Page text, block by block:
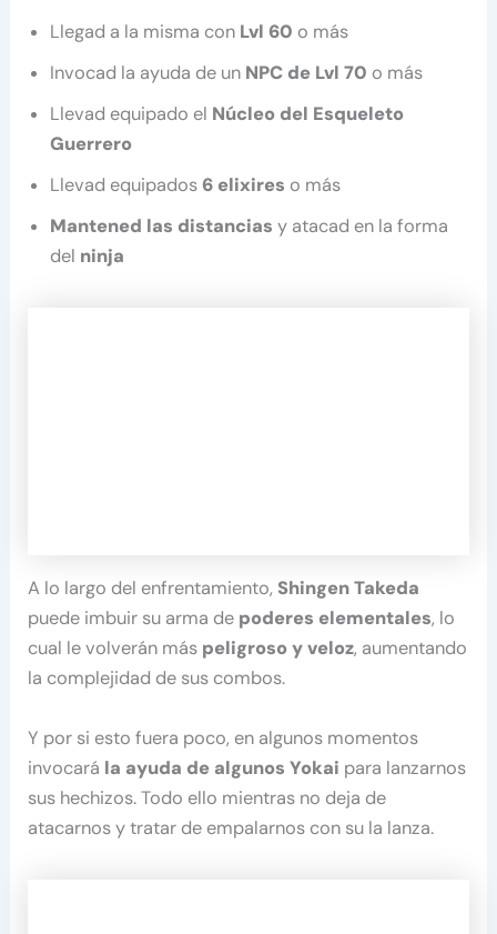
Llegad a la misma con Lvl 60 o más
Invocad la ayuda de un NPC de Lvl 70 o más
Llevad equipado el Núcleo del Esqueleto
Guerrero
Llevad equipados 6 elixires o más
Mantened las distancias y atacad en la forma
del ninja
A lo largo del enfrentamiento, Shingen Takeda
puede imbuir su arma de poderes elementales, lo
cual le volverán más peligroso y veloz, aumentando
la complejidad de sus combos.
Y por si esto fuera poco, en algunos momentos
invocará la ayuda de algunos Yokai para lanzarnos
sus hechizos. Todo ello mientras no deja de
atacarnos y tratar de empalarnos con su la lanza.